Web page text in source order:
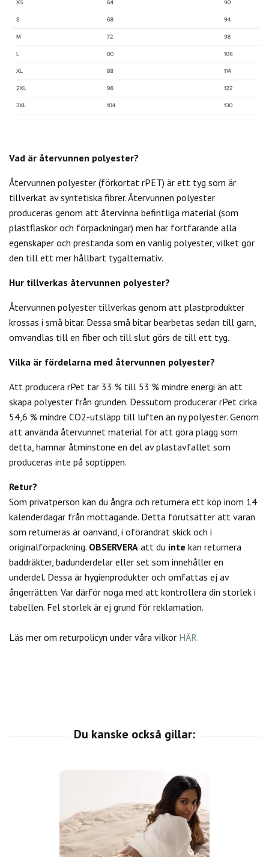
Vad är återvunnen polyester?
Återvunnen polyester (förkortat rPET) är ett tyg som är
tillverkat av syntetiska fibrer. Återvunnen polyester
produceras genom att återvinna befintliga material (som
plastflaskor och förpackningar) men har fortfarande alla
egenskaper och prestanda som en vanlig polyester, vilket gör
den till ett mer hållbart tygalternativ.
Hur tillverkas återvunnen polyester?
Återvunnen polyester tillverkas genom att plastprodukter
krossas i små bitar. Dessa små bitar bearbetas sedan till garn,
omvandlas till en fiber och till slut görs de till ett tyg.
Vilka är fördelarna med återvunnen polyester?
Att producera rPet tar 33 % till 53 % mindre energi än att
skapa polyester från grunden. Dessutom producerar rPet cirka
54,6 % mindre CO2-utsläpp till luften än ny polyester. Genom
att använda återvunnet material för att göra plagg som
detta, hamnar åtminstone en del av plastavfallet som
produceras inte på soptippen.
Retur?
Som privatperson kan du ångra och returnera ett köp inom 14
kalenderdagar från mottagande. Detta förutsätter att varan
som returneras är oanvänd, i oförändrat skick och i
originalförpackning. OBSERVERA att du inte kan returnera
baddräkter, badunderdelar eller set som innehåller en
underdel. Dessa är hygienprodukter och omfattas ej av
ångerrätten. Var därför noga med att kontrollera din storlek i
tabellen. Fel storlek är ej grund för reklamation.
Läs mer om returpolicyn under våra vilkor HÄR.